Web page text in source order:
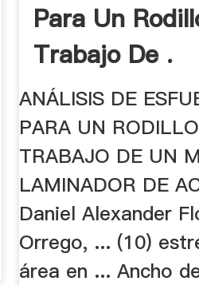
Para Un
Trabajo De .
ANÁLISIS DE
PARA UN
TRABAJO DE UN
LAMINADOR DE
Daniel Alexander
Orrego, ... (10)
área en ... Ancho